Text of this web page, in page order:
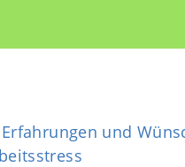
Erfahrungen und